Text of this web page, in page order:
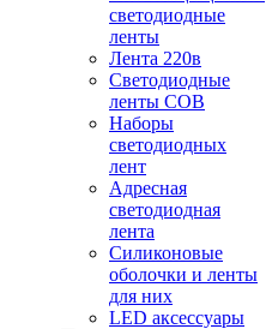
светодиодные
ленты
Лента 220в
Светодиодные
ленты COB
Наборы
светодиодных
лент
Адресная
светодиодная
лента
Силиконовые
оболочки и ленты
для них
LED аксессуары